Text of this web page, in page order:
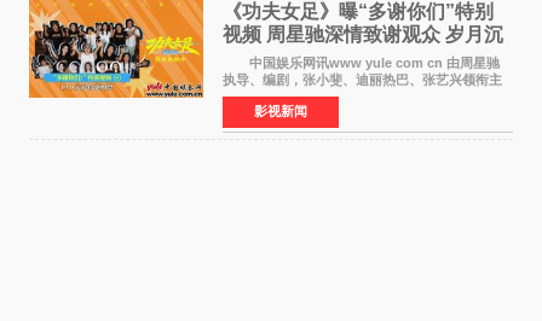
《功夫女足》曝“多谢你们”特别
视频 周星驰深情致谢观众 岁月沉
淀不灭初心
中国娱乐网讯www yule com cn 由周星驰
执导、编剧，张小斐、迪丽热巴、张艺兴领衔主
演，刘嘉玲、佐藤健特别出演，艾米、雪野、蔡
思贝、胡予安、倪好特别介绍的喜剧电影《功夫
女足》释出多谢你
影视新闻